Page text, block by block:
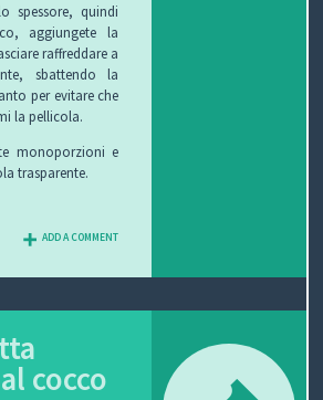
spessore, quindi
aggiungete la
raffreddare a
sbattendo la
per evitare che
la pellicola.
monoporzioni e
trasparente.
ADD A COMMENT
cocco